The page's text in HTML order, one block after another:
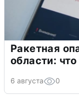
Ракетная
области:
6 августа 0